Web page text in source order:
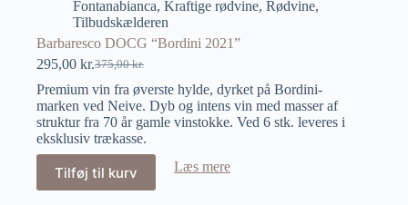
Fontanabianca, Kraftige rødvine, Rødvine,
Tilbudskælderen
Barbaresco DOCG “Bordini 2021”
375,00kr.
295,00 kr.
Premium vin fra øverste hylde, dyrket på Bordini-
marken ved Neive. Dyb og intens vin med masser af
struktur fra 70 år gamle vinstokke. Ved 6 stk. leveres i
eksklusiv trækasse.
Tilføj til kurv Læs mere